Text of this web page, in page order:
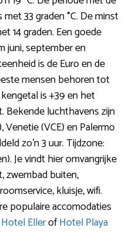
33 graden °C. De minst
14 graden. Een goede
juni, september en
is de Euro en de
mensen behoren tot
is +39 en het
Bekende luchthavens zijn
Venetie (VCE) en Palermo
zo’n 3 uur. Tijdzone:
Je vindt hier omvangrijke
zwembad buiten,
kluisje, wifi.
populaire accomodaties
Hotel EllerofHotel Playa